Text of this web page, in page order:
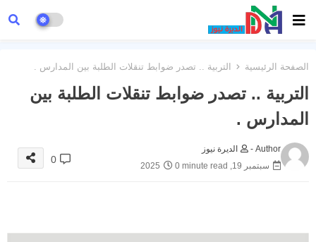
الصفحة الرئيسية التربية .. تصدر ضوابط تنقلات الطلبة بين المدارس .
التربية .. تصدر ضوابط تنقلات الطلبة بين
المدارس .
Author -
الديرة نيوز
سبتمبر 19, 2025
0 minute read
0